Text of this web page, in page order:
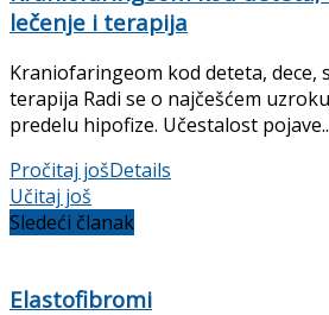
lečenje i terapija
Kraniofaringeom kod deteta, dece,
terapija Radi se o najčešćem
predelu hipofize. Učestalost
Pročitaj jošDetails
Učitaj još
Sledeći članak
Elastofibromi